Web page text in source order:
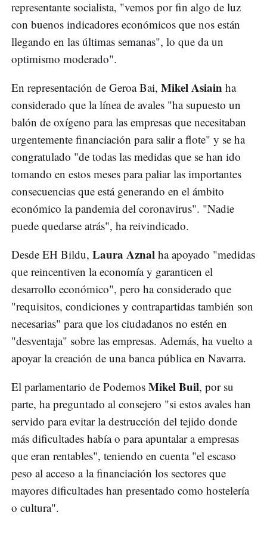
representante socialista, "vemos por fin algo de luz
con buenos indicadores económicos que nos están
llegando en las últimas semanas", lo que da un
optimismo moderado".
En representación de Geroa Bai, Mikel Asiain ha
considerado que la línea de avales "ha supuesto un
balón de oxígeno para las empresas que necesitaban
urgentemente financiación para salir a flote" y se ha
congratulado "de todas las medidas que se han ido
tomando en estos meses para paliar las importantes
consecuencias que está generando en el ámbito
económico la pandemia del coronavirus". "Nadie
puede quedarse atrás", ha reivindicado.
Desde EH Bildu, Laura Aznal ha apoyado "medidas
que reincentiven la economía y garanticen el
desarrollo económico", pero ha considerado que
"requisitos, condiciones y contrapartidas también son
necesarias" para que los ciudadanos no estén en
"desventaja" sobre las empresas. Además, ha vuelto a
apoyar la creación de una banca pública en Navarra.
El parlamentario de Podemos Mikel Buil, por su
parte, ha preguntado al consejero "si estos avales han
servido para evitar la destrucción del tejido donde
más dificultades había o para apuntalar a empresas
que eran rentables", teniendo en cuenta "el escaso
peso al acceso a la financiación los sectores que
mayores dificultades han presentado como hostelería
o cultura".